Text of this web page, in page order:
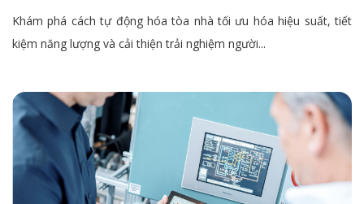
Khám phá cách tự động hóa tòa nhà tối ưu hóa hiệu suất, tiết
kiệm năng lượng và cải thiện trải nghiệm người...